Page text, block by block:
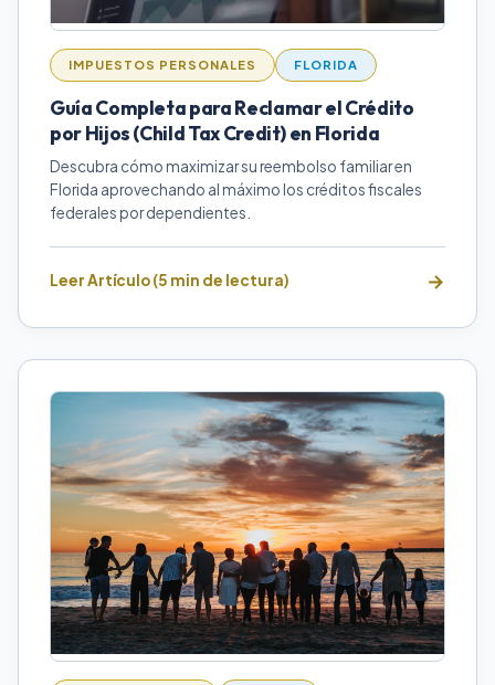
IMPUESTOS PERSONALES FLORIDA
Guía Completa para Reclamar el Crédito
por Hijos (Child Tax Credit) en Florida
Descubra cómo maximizar su reembolso familiar en
Florida aprovechando al máximo los créditos fiscales
federales por dependientes.
Leer Artículo (5 min de lectura)